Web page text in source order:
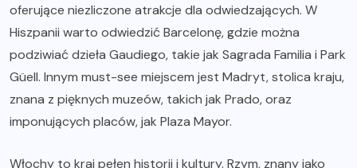
oferujące niezliczone atrakcje dla odwiedzających. W
Hiszpanii warto odwiedzić Barcelonę, gdzie można
podziwiać dzieła Gaudiego, takie jak Sagrada Familia i Park
Güell. Innym must-see miejscem jest Madryt, stolica kraju,
znana z pięknych muzeów, takich jak Prado, oraz
imponujących placów, jak Plaza Mayor.
Włochy to kraj pełen historii i kultury. Rzym, znany jako